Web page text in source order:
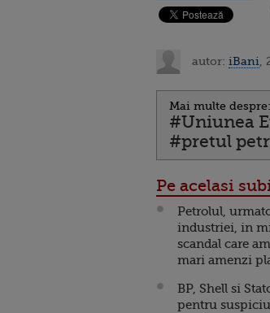
autor: iBani
Mai multe despre:
#Uniunea
#pretul
Pe acelasi
Petrolul,
industriei, in
scandal care
mari amenzi
BP, Shell si
pentru